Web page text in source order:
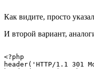
Как видите, просто
И второй вариант,
<?php
header('HTTP/1.1 301